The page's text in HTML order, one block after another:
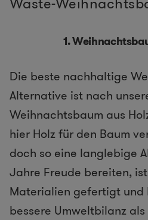
1.
Die beste nachhaltige
Alternative ist nach
Weihnachtsbaum aus
hier Holz für den Baum
doch so eine langlebige
Jahre Freude bereiten,
Materialien gefertigt und
bessere Umweltbilanz